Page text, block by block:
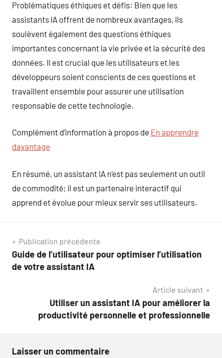
Problématiques éthiques et défis: Bien que les
assistants IA offrent de nombreux avantages, ils
soulèvent également des questions éthiques
importantes concernant la vie privée et la sécurité des
données. Il est crucial que les utilisateurs et les
développeurs soient conscients de ces questions et
travaillent ensemble pour assurer une utilisation
responsable de cette technologie.
Complément d’information à propos de En apprendre
davantage
En résumé, un assistant IA n’est pas seulement un outil
de commodité; il est un partenaire interactif qui
apprend et évolue pour mieux servir ses utilisateurs.
Navigation
de
Publication précédente
Guide de l’utilisateur pour optimiser l’utilisation
de votre assistant IA
Article suivant
Utiliser un assistant IA pour améliorer la
productivité personnelle et professionnelle
Laisser un commentaire